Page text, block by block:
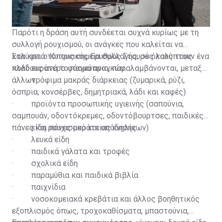
φροντίδα και σεβασμό ώστε η βοήθεια να φτάνει με
αξιοπρέπεια σε όσους την έχουν ανάγκη.
Παρότι η δράση αυτή συνδέεται συχνά κυρίως με τη
συλλογή ρουχισμού, οι ανάγκες που καλείται να
καλύψει ο Κυπριακός Ερυθρός Σταυρός καλύπτουν ένα
πολύ ευρύτερο φάσμα αναγκών.
Στα κατά τόπους σημεία συλλογής, σε όλους τους
κλάδους ανά το παγκύπριο, παραλαμβάνονται, μεταξύ
άλλων:
· τρόφιμα μακράς διάρκειας (ζυμαρικά, ρύζι,
όσπρια, κονσέρβες, δημητριακά, λάδι και καφές)
· προϊόντα προσωπικής υγιεινής (σαπούνια,
σαμπουάν, οδοντόκρεμες, οδοντόβουρτσες, παιδικές
πάνες και πάνες ακράτειας ενηλίκων)
· είδη ρουχισμού και υπόδησης
· λευκά είδη
· παιδικά γάλατα και τροφές
· σχολικά είδη
· παραμύθια και παιδικά βιβλία
· παιχνίδια
· νοσοκομειακά κρεβάτια και άλλος βοηθητικός
εξοπλισμός όπως, τροχοκαθίσματα, μπαστούνια,